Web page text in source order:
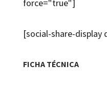
force="true"]
[social-share-display
FICHA TÉCNICA